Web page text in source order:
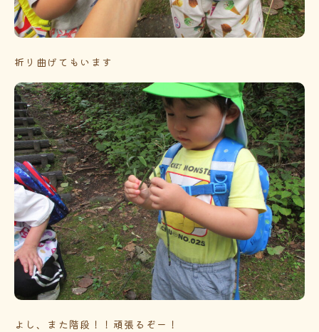
折り曲げてもいます
よし、また階段！！頑張るぞー！